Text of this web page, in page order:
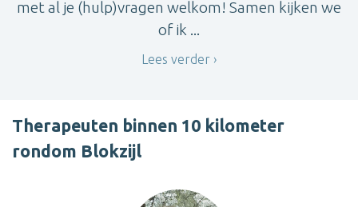
met al je (hulp)vragen welkom! Samen kijken we
of ik ...
Lees verder
Therapeuten binnen 10 kilometer
rondom Blokzijl